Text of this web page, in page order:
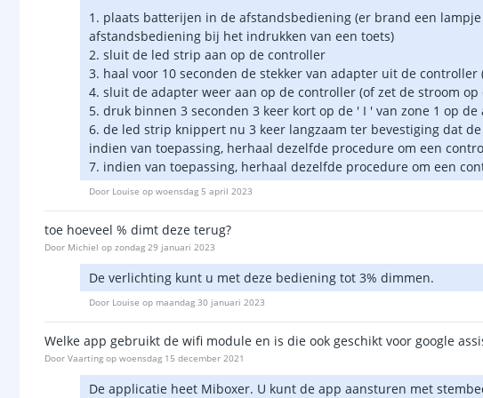
1. plaats batterijen in de afstandsbediening (er brand een
afstandsbediening bij het indrukken van een toets)
2. sluit de led strip aan op de controller
3. haal voor 10 seconden de stekker van adapter uit de
4. sluit de adapter weer aan op de controller (of zet de stroom op
5. druk binnen 3 seconden 3 keer kort op de ' I ' van zone 1 op
6. de led strip knippert nu 3 keer langzaam ter bevestiging dat
indien van toepassing, herhaal dezelfde procedure om een
7. indien van toepassing, herhaal dezelfde procedure om een
Door Louise op woensdag 5 april 2023
toe hoeveel % dimt deze terug?
Door Michiel op zondag 29 januari 2023
De verlichting kunt u met deze bediening tot 3% dimmen.
Door Louise op maandag 30 januari 2023
Welke app gebruikt de wifi module en is die ook geschikt voor google
Door Vaarting op woensdag 15 december 2021
De applicatie heet Miboxer. U kunt de app aansturen met